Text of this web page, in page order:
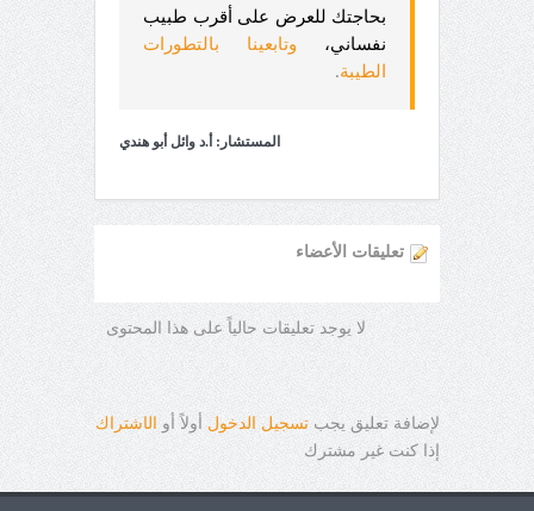
بحاجتك للعرض على أقرب طبيب
نفساني، وتابعينا بالتطورات
الطيبة.
المستشار: أ.د وائل أبو هندي
تعليقات الأعضاء
لا يوجد تعليقات حالياً على هذا المحتوى
لإضافة تعليق يجبتسجيل الدخول أولاً أو الاشتراك
إذا كنت غير مشترك